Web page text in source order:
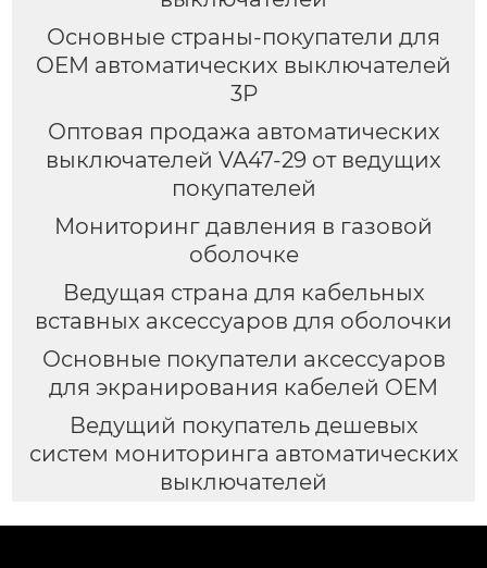
Основные страны-покупатели для
OEM автоматических выключателей
3Р
Оптовая продажа автоматических
выключателей VA47-29 от ведущих
покупателей
Мониторинг давления в газовой
оболочке
Ведущая страна для кабельных
вставных аксессуаров для оболочки
Основные покупатели аксессуаров
для экранирования кабелей OEM
Ведущий покупатель дешевых
систем мониторинга автоматических
выключателей